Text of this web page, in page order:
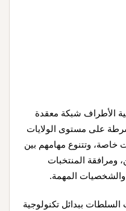
الأطراف شبكة معقدة
على مستوى الولايات
خاصة، وتتنوع مهامهم بين
ومرافقة المنتخبات
والشخصيات المهمة.
السلطات ببدائل تكنولوجية